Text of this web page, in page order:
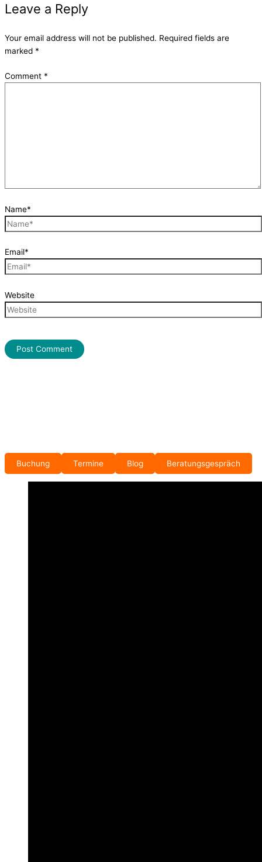
Buchung Termine Blog Beratungsgespräch
Leave a Reply
Your email address will not be published. Required fields are
marked *
Comment *
Name*
Email*
Website